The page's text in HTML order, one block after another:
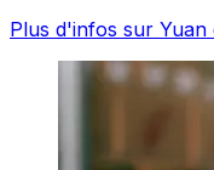
Plus d'infos sur